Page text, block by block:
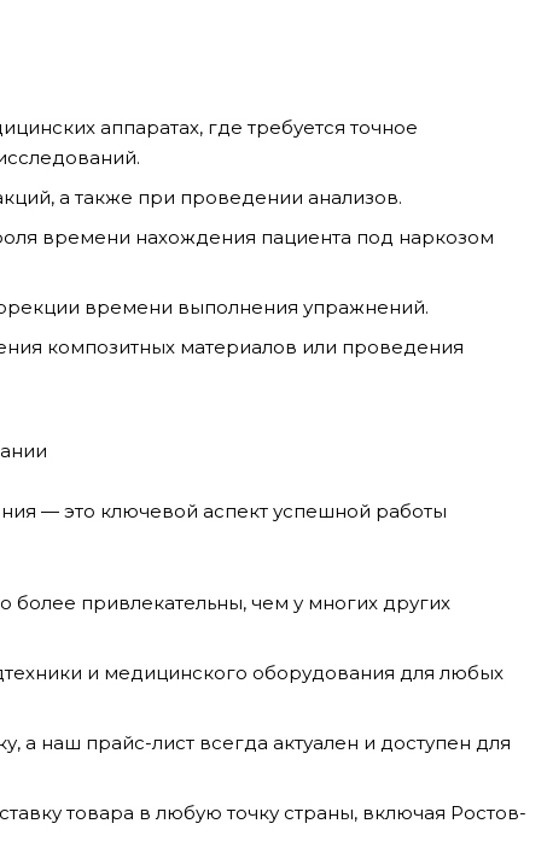
аппаратах, где требуется точное
а также при проведении анализов.
времени нахождения пациента под наркозом
времени выполнения упражнений.
композитных материалов или проведения
— это ключевой аспект успешной работы
привлекательны, чем у многих других
и медицинского оборудования для любых
а наш прайс-лист всегда актуален и доступен для
товара в любую точку страны, включая Ростов-